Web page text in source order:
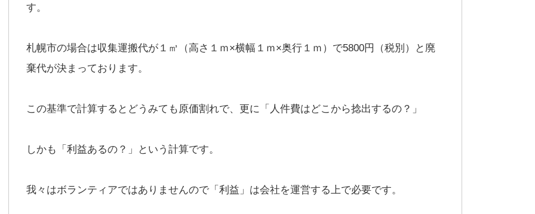
す。
札幌市の場合は収集運搬代が１㎥（高さ１ｍ×横幅１ｍ×奥行１ｍ）で5800円（税別）と廃
棄代が決まっております。
この基準で計算するとどうみても原価割れで、更に「人件費はどこから捻出するの？」
しかも「利益あるの？」という計算です。
我々はボランティアではありませんので「利益」は会社を運営する上で必要です。